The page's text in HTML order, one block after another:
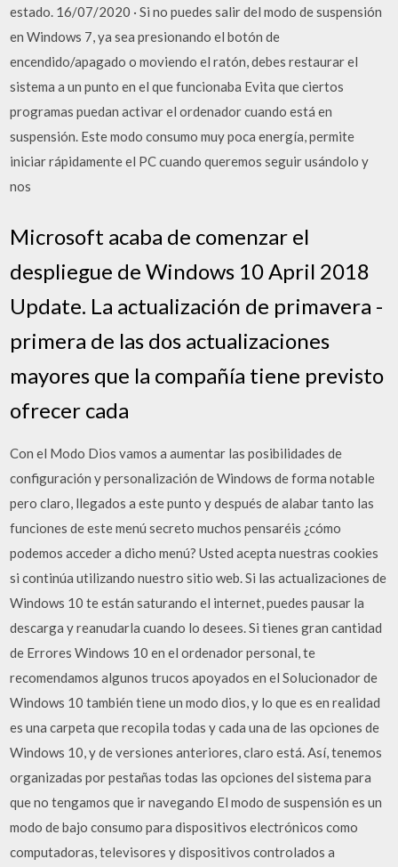
estado. 16/07/2020 · Si no puedes salir del modo de suspensión
en Windows 7, ya sea presionando el botón de
encendido/apagado o moviendo el ratón, debes restaurar el
sistema a un punto en el que funcionaba Evita que ciertos
programas puedan activar el ordenador cuando está en
suspensión. Este modo consumo muy poca energía, permite
iniciar rápidamente el PC cuando queremos seguir usándolo y
nos
Microsoft acaba de comenzar el
despliegue de Windows 10 April 2018
Update. La actualización de primavera -
primera de las dos actualizaciones
mayores que la compañía tiene previsto
ofrecer cada
Con el Modo Dios vamos a aumentar las posibilidades de
configuración y personalización de Windows de forma notable
pero claro, llegados a este punto y después de alabar tanto las
funciones de este menú secreto muchos pensaréis ¿cómo
podemos acceder a dicho menú? Usted acepta nuestras cookies
si continúa utilizando nuestro sitio web. Si las actualizaciones de
Windows 10 te están saturando el internet, puedes pausar la
descarga y reanudarla cuando lo desees. Si tienes gran cantidad
de Errores Windows 10 en el ordenador personal, te
recomendamos algunos trucos apoyados en el Solucionador de
Windows 10 también tiene un modo dios, y lo que es en realidad
es una carpeta que recopila todas y cada una de las opciones de
Windows 10, y de versiones anteriores, claro está. Así, tenemos
organizadas por pestañas todas las opciones del sistema para
que no tengamos que ir navegando El modo de suspensión es un
modo de bajo consumo para dispositivos electrónicos como
computadoras, televisores y dispositivos controlados a